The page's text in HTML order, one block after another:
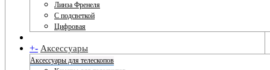
Линза Френеля
С подсветкой
Цифровая
+- Аксессуары
Аксессуары для телескопов